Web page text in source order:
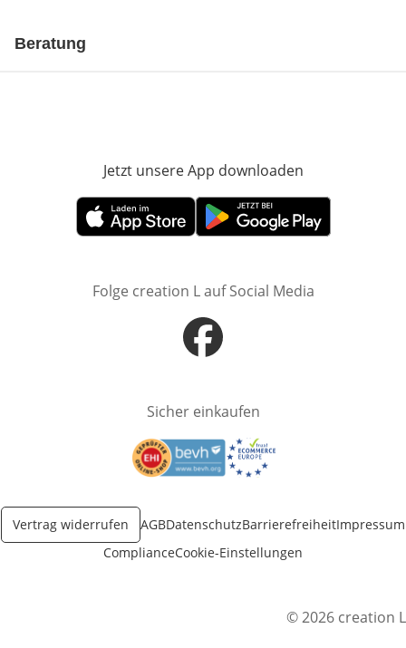
Beratung
Jetzt unsere App downloaden
Öffnet in neuem FensterÖffnet in neuem Fenster
Folge creation L auf Social Media
Öffnet in neuem Fenster
Sicher einkaufen
Öffnet in neuem FensterÖffnet in neuem Fenster
Vertrag widerrufen AGBDatenschutzBarrierefreiheitImpressum
ComplianceCookie-Einstellungen
© 2026 creation L